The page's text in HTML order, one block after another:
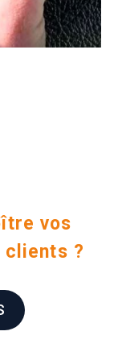
vos
?